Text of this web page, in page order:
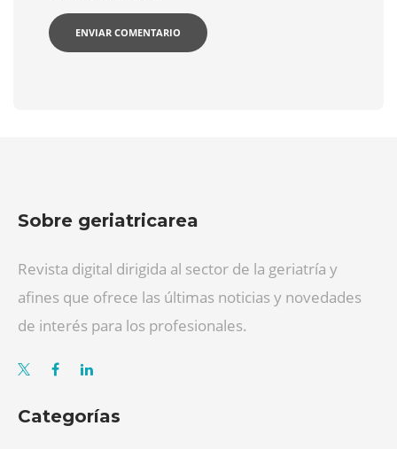
Sobre geriatricarea
Revista digital dirigida al sector de la geriatría y
afines que ofrece las últimas noticias y novedades
de interés para los profesionales.
Categorías